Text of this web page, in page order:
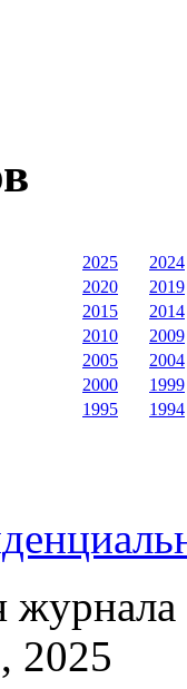
2025
2024
2020
2019
2015
2014
2010
2009
2005
2004
2000
1999
1995
1994
2025